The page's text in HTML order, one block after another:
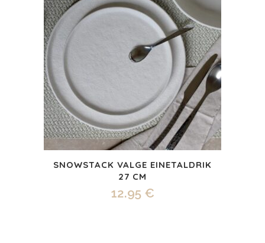
SNOWSTACK VALGE EINE­TALDRIK
27 CM
12.95 €